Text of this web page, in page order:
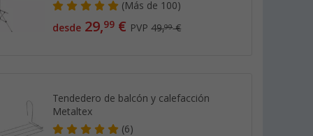
(Más de 100)
desde 29,99 € PVP49,99€
Tendedero de balcón y calefacción
Metaltex
(6)
30 x 20
de 100)
Berger cubo multiusos / cubo
litros nuevo
(Más de 100)